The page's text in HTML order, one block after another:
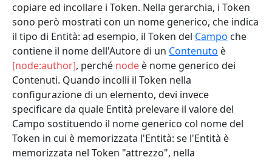
copiare ed incollare i Token. Nella gerarchia, i Token
sono però mostrati con un nome generico, che indica
il tipo di Entità: ad esempio, il Token del Campo che
contiene il nome dell'Autore di un Contenuto è
[node:author], perché node è nome generico dei
Contenuti. Quando incolli il Token nella
configurazione di un elemento, devi invece
specificare da quale Entità prelevare il valore del
Campo sostituendo il nome generico col nome del
Token in cui è memorizzata l'Entità: se l'Entità è
memorizzata nel Token "attrezzo", nella